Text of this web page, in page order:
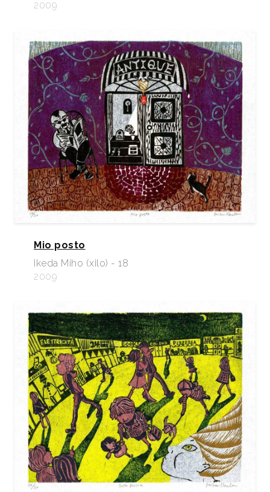
2009
Mio posto
Ikeda Miho (xilo) - 18
2009